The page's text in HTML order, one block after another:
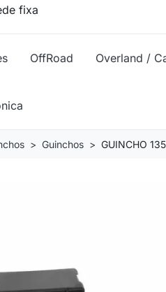
fixa
OffRoad Overland /
Guinchos GUINCHO